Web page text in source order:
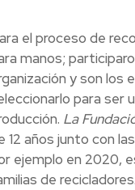
el proceso de
manos;
y son los
para ser
La
12 años junto con
ejemplo en 2020,
de recicladores.